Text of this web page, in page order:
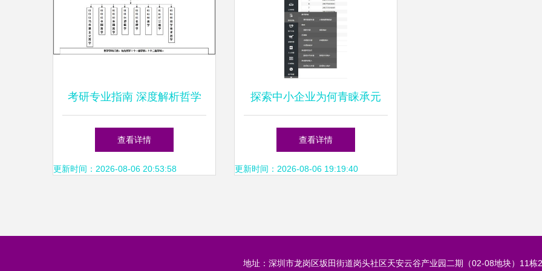
考研专业指南 深度解析哲学
专业及其发展趋势
查看详情
更新时间：2026-08-06 20:53:58
探索中小企业为何青睐承元
OA系统 开发与维护的全面解
析
查看详情
更新时间：2026-08-06 19:19:40
地址：深圳市龙岗区坂田街道岗头社区天安云谷产业园二期（02-08地块）11栋